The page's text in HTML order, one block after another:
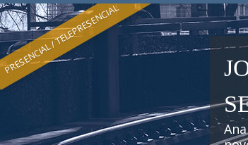
PRESENCIAL / TELEPRESENCIAL